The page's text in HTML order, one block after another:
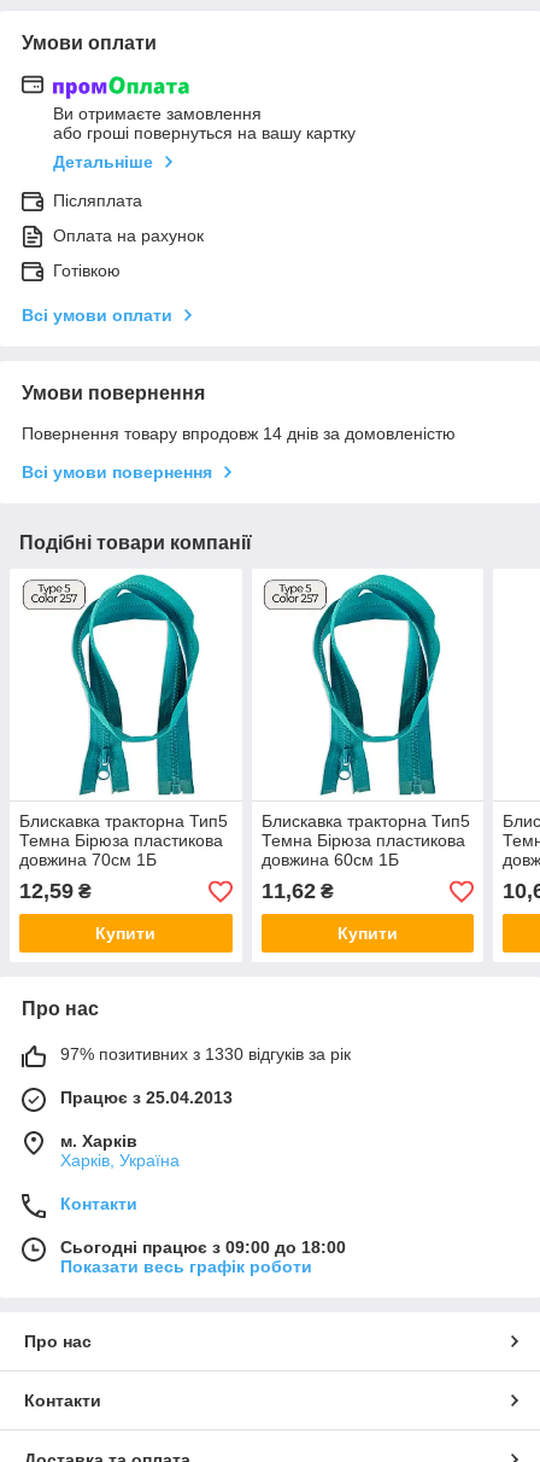
Умови оплати
Ви отримаєте замовлення
або гроші повернуться на вашу картку
Детальніше
Післяплата
Оплата на рахунок
Готівкою
Всі умови оплати
Умови повернення
Повернення товару впродовж 14 днів за домовленістю
Всі умови повернення
Подібні товари компанії
Блискавка тракторна Тип5
Темна Бірюза пластикова
довжина 70см 1Б
12,59 ₴
Купити
Блискавка тракторна Тип5
Темна Бірюза пластикова
довжина 60см 1Б
11,62₴
Купити
Про нас
97% позитивних з 1330 відгуків за рік
Працює з 25.04.2013
м. Харків
Харків, Україна
Контакти
Сьогодні працює з 09:00 до 18:00
Показати весь графік роботи
Про нас
Контакти